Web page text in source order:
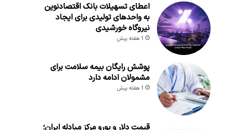
اعطای تسهیلات بانک اقتصادنوین
به واحدهای تولیدی برای ایجاد
نیروگاه خورشیدی
1 هفته پیش
پوشش رایگان بیمه سلامت برای
مشمولان ادامه دارد
1 هفته پیش
قیمت دلار و یورو مرکز مبادله ایران؛